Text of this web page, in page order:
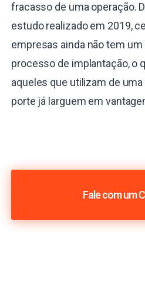
fracasso de uma operação.
estudo realizado em 2019,
empresas ainda não tem
processo de implantação, o
aqueles que utilizam de
porte já larguem em
Fale com um